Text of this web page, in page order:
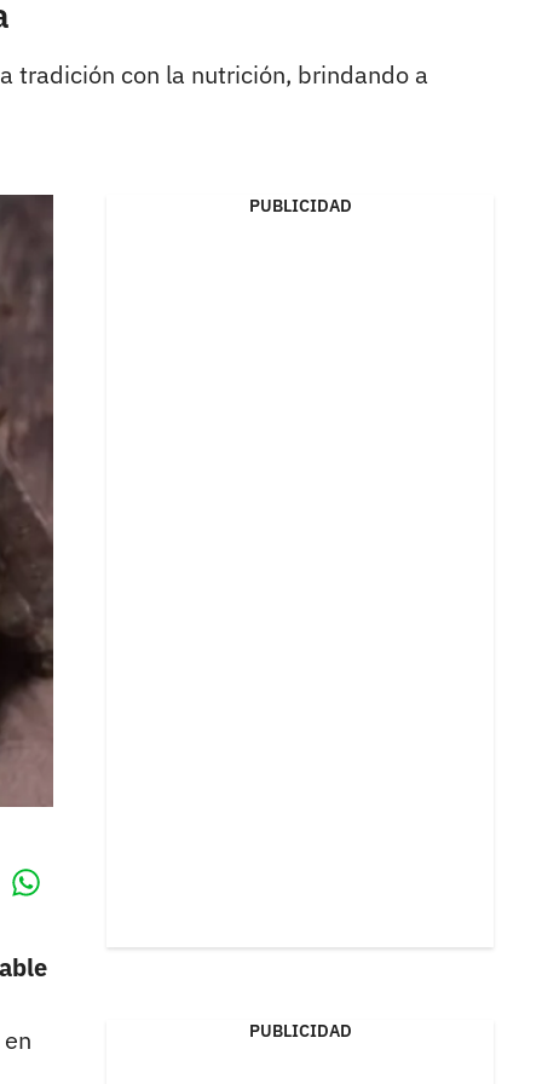
tradición con la nutrición, brindando a
PUBLICIDAD
PUBLICIDAD